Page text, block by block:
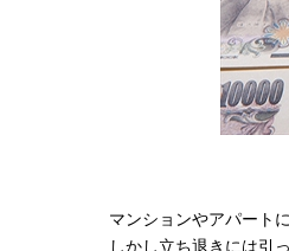
マンションやアパート
しかし立ち退きには引